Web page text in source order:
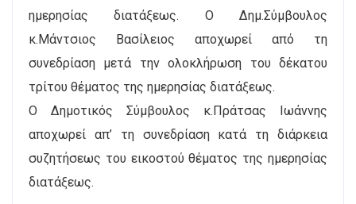
ημερησίας διατάξεως. Ο Δημ.Σύμβουλος
κ.Μάντσιος Βασίλειος αποχωρεί από τη
συνεδρίαση μετά την ολοκλήρωση του δέκατου
τρίτου θέματος της ημερησίας διατάξεως.
Ο Δημοτικός Σύμβουλος κ.Πράτσας Ιωάννης
αποχωρεί απ’ τη συνεδρίαση κατά τη διάρκεια
συζητήσεως του εικοστού θέματος της ημερησίας
διατάξεως.